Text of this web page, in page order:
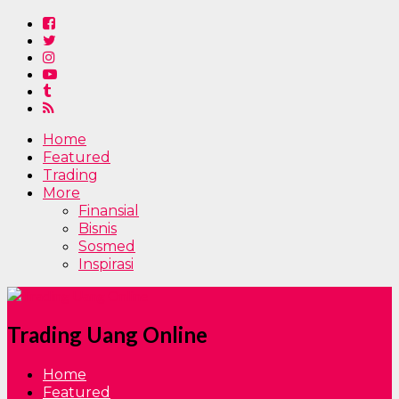
Home
Featured
Trading
More
Finansial
Bisnis
Sosmed
Inspirasi
Trading Uang Online
Home
Featured